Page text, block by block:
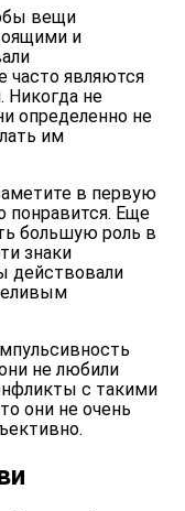
вещи
и
часто являются
Никогда не
определенно не
им
в первую
понравится. Еще
большую роль в
знаки
действовали
не любили
с такими
они не очень